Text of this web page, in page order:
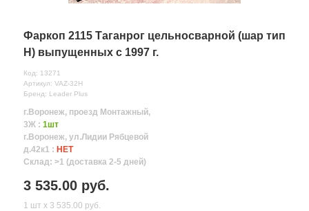
Фаркоп 2115 Таганрог цельносварной (шар тип
Н) выпущенных c 1997 г.
Код: 13271
Артикул: VAZ-32Н
Бренд: Leader Plus
г.Воронеж, проезд Монтажный,
3Ж : 1шт
г.Воронеж, ул.Лидии Рябцевой
д.42к1 : НЕТ
Склад: >1 (доставка 2-5 дней)
3 535.00 руб.
1 шт х 3 535.00 руб.